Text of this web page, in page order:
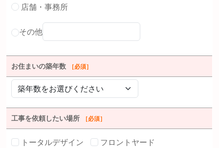
店舗・事務所
その他
お住まいの築年数 ［必須］
工事を依頼したい場所 ［必須］
トータルデザイン
フロントヤード